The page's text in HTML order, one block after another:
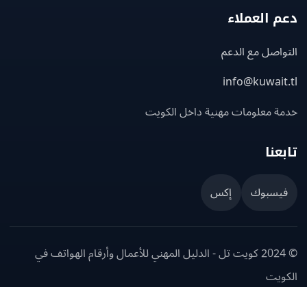
العملاء
مع الدعم
معلومات مهنية داخل الكويت
إكس
© 2024 كويت تل - الدليل المهني للأعمال وأرقام الهواتف في